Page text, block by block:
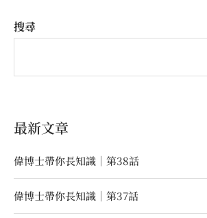
搜尋
最新文章
偉博士帶你長知識｜第38話
偉博士帶你長知識｜第37話